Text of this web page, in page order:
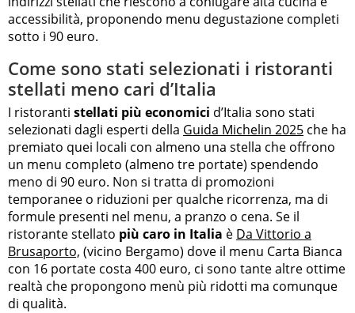
accessibilità, proponendo menu degustazione completi
sotto i 90 euro.
Come sono stati selezionati i ristoranti
stellati meno cari d’Italia
I ristoranti stellati più economici d’Italia sono stati
selezionati dagli esperti della Guida Michelin 2025 che ha
premiato quei locali con almeno una stella che offrono
un menu completo (almeno tre portate) spendendo
meno di 90 euro. Non si tratta di promozioni
temporanee o riduzioni per qualche ricorrenza, ma di
formule presenti nel menu, a pranzo o cena. Se il
ristorante stellato più caro in Italia è Da Vittorio a
Brusaporto, (vicino Bergamo) dove il menu Carta Bianca
con 16 portate costa 400 euro, ci sono tante altre ottime
realtà che propongono menù più ridotti ma comunque
di qualità.